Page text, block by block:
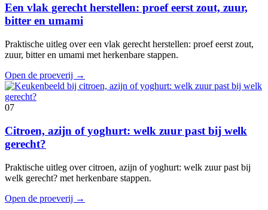
Een vlak gerecht herstellen: proef eerst zout, zuur,
bitter en umami
Praktische uitleg over een vlak gerecht herstellen: proef eerst zout,
zuur, bitter en umami met herkenbare stappen.
Open de proeverij →
07
Citroen, azijn of yoghurt: welk zuur past bij welk
gerecht?
Praktische uitleg over citroen, azijn of yoghurt: welk zuur past bij
welk gerecht? met herkenbare stappen.
Open de proeverij →